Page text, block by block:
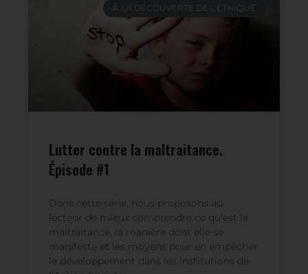
À LA DÉCOUVERTE DE L'ÉTHIQUE
Lutter contre la maltraitance.
Épisode #1
Dans cette série, nous proposons au
lecteur de mieux comprendre ce qu’est la
maltraitance, la manière dont elle se